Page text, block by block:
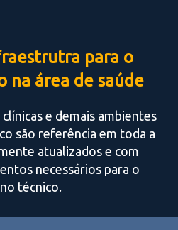
para o
na área de saúde
e demais ambientes
são referência em toda a
atualizados e com
necessários para o
técnico.